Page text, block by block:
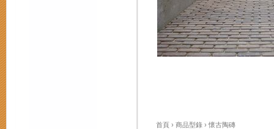
首頁 › 商品型錄 › 懷古陶磚